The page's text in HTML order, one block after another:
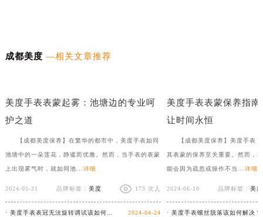
成都美度 —相关文章推荐
美度手表表蒙起雾：池塘边的专业呵
护之道
【成都美度保养】在繁华的都市中，美度手表如同
池塘中的一朵莲花，静谧而优雅。然而，当手表的表蒙
上出现雾气时，就如同池... 详细
2024-05-31 品牌标签： 美度 173 次人
2024-04-24
美度手表表蒙保养指
让时间永恒
【成都美度保养】美度手表
其表蒙的保养至关重要。然而，
能会因为疏忽或操作不当... 详细
2024-06-10 品牌标签： 美度
· 美度手表螺丝脱落该如何解决？